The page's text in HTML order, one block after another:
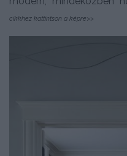
cikkhez kattintson a képre>>